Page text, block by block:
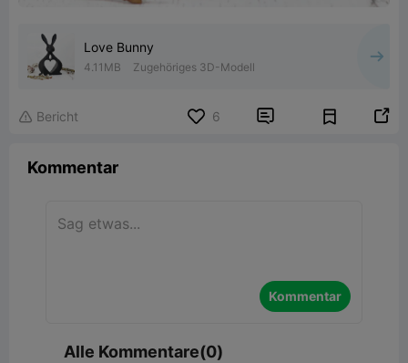
Love Bunny
4.11MB Zugehöriges 3D-Modell
 Bericht 6  
Kommentar
Kommentar
Alle Kommentare(0)